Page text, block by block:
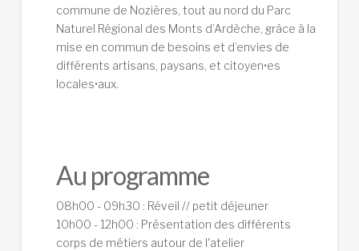
commune de Nozières, tout au nord du Parc
Naturel Régional des Monts d’Ardèche, grâce à la
mise en commun de besoins et d’envies de
différents artisans, paysans, et citoyen•es
locales•aux.
Au programme
08h00 - 09h30 : Réveil // petit déjeuner
10h00 - 12h00 : Présentation des différents
corps de métiers autour de l'atelier